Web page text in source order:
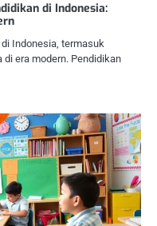
di Indonesia:
Indonesia, termasuk
di era modern. Pendidikan